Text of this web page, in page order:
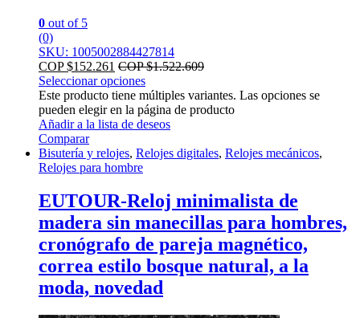
0 out of 5
(0)
SKU: 1005002884427814
COP $152.261 COP $1.522.609
Seleccionar opciones
Este producto tiene múltiples variantes. Las opciones se
pueden elegir en la página de producto
Añadir a la lista de deseos
Comparar
Bisutería y relojes, Relojes digitales, Relojes mecánicos,
Relojes para hombre
EUTOUR-Reloj minimalista de
madera sin manecillas para hombres,
cronógrafo de pareja magnético,
correa estilo bosque natural, a la
moda, novedad